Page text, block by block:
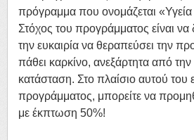
πρόγραμμα που ονομάζεται
Στόχος του προγράμματος είναι
την ευκαιρία να θεραπεύσει την
πάθει καρκίνο, ανεξάρτητα από την
κατάσταση. Στο πλαίσιο αυτού του
προγράμματος, μπορείτε να
με έκπτωση 50%!